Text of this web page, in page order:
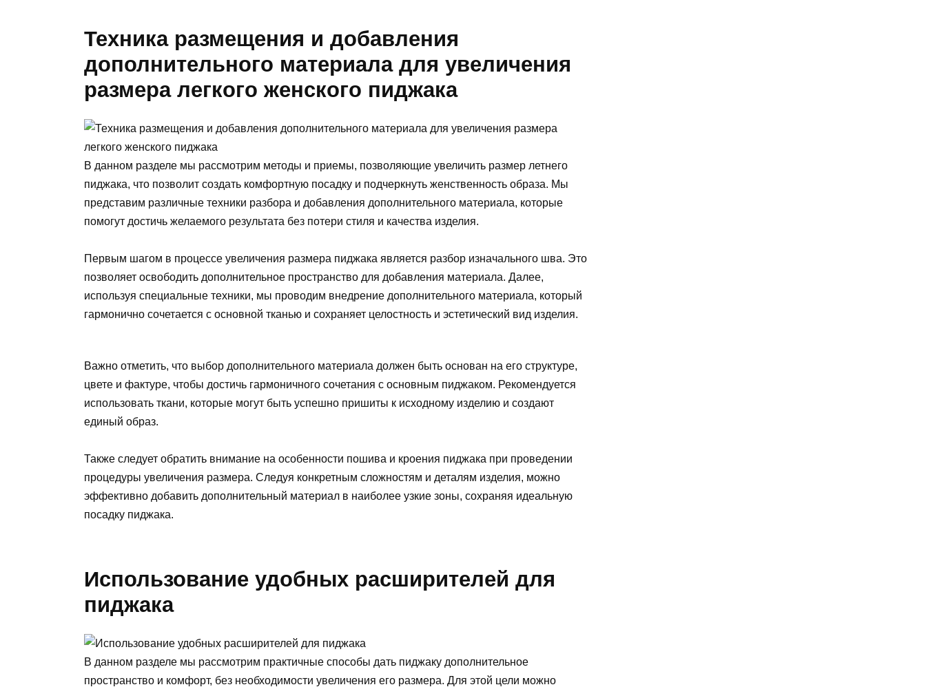
Техника размещения и добавления
дополнительного материала для увеличения
размера легкого женского пиджака
В данном разделе мы рассмотрим методы и приемы, позволяющие увеличить размер летнего
пиджака, что позволит создать комфортную посадку и подчеркнуть женственность образа. Мы
представим различные техники разбора и добавления дополнительного материала, которые
помогут достичь желаемого результата без потери стиля и качества изделия.
Первым шагом в процессе увеличения размера пиджака является разбор изначального шва. Это
позволяет освободить дополнительное пространство для добавления материала. Далее,
используя специальные техники, мы проводим внедрение дополнительного материала, который
гармонично сочетается с основной тканью и сохраняет целостность и эстетический вид изделия.
Важно отметить, что выбор дополнительного материала должен быть основан на его структуре,
цвете и фактуре, чтобы достичь гармоничного сочетания с основным пиджаком. Рекомендуется
использовать ткани, которые могут быть успешно пришиты к исходному изделию и создают
единый образ.
Также следует обратить внимание на особенности пошива и кроения пиджака при проведении
процедуры увеличения размера. Следуя конкретным сложностям и деталям изделия, можно
эффективно добавить дополнительный материал в наиболее узкие зоны, сохраняя идеальную
посадку пиджака.
Использование удобных расширителей для
пиджака
В данном разделе мы рассмотрим практичные способы дать пиджаку дополнительное
пространство и комфорт, без необходимости увеличения его размера. Для этой цели можно